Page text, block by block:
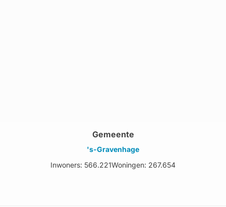
Gemeente
's-Gravenhage
Inwoners: 566.221Woningen: 267.654